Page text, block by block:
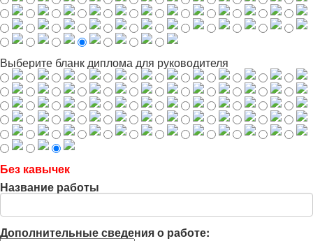
Выберите бланк диплома для руководителя
Без кавычек
Название работы
Дополнительные сведения о работе: